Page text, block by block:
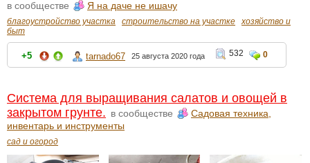
в сообществе Я на даче не ишачу
благоустройство участка строительство на участке
хозяйство и
быт
+5 tarnado67 25 августа 2020 года 532 0
Система для выращивания салатов и овощей в
закрытом грунте. в сообществе
Садовая техника,
инвентарь и инструменты
сад и огород